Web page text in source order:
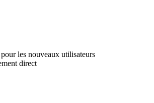
les nouveaux utilisateurs
direct